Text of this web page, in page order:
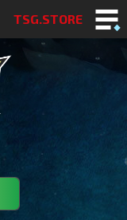
TSG.STORE